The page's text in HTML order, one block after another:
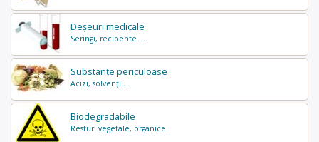
Deșeuri medicale
Seringi, recipente ...
Substanțe periculoase
Acizi, solvenți ...
Biodegradabile
Resturi vegetale, organice..